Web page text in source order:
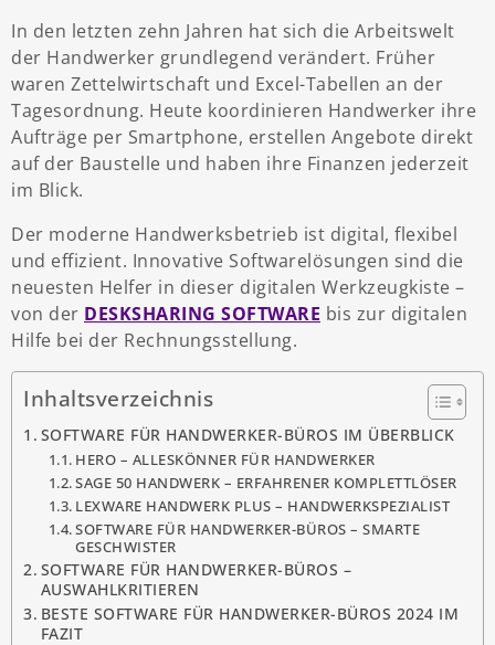
In den letzten zehn Jahren hat sich die Arbeitswelt
der Handwerker grundlegend verändert. Früher
waren Zettelwirtschaft und Excel-Tabellen an der
Tagesordnung. Heute koordinieren Handwerker ihre
Aufträge per Smartphone, erstellen Angebote direkt
auf der Baustelle und haben ihre Finanzen jederzeit
im Blick.
Der moderne Handwerksbetrieb ist digital, flexibel
und effizient. Innovative Softwarelösungen sind die
neuesten Helfer in dieser digitalen Werkzeugkiste –
von der DESKSHARING SOFTWARE bis zur digitalen
Hilfe bei der Rechnungsstellung.
Inhaltsverzeichnis
SOFTWARE FÜR HANDWERKER-BÜROS IM ÜBERBLICK
HERO – ALLESKÖNNER FÜR HANDWERKER
SAGE 50 HANDWERK – ERFAHRENER KOMPLETTLÖSER
LEXWARE HANDWERK PLUS – HANDWERKSPEZIALIST
SOFTWARE FÜR HANDWERKER-BÜROS – SMARTE
GESCHWISTER
SOFTWARE FÜR HANDWERKER-BÜROS –
AUSWAHLKRITIEREN
BESTE SOFTWARE FÜR HANDWERKER-BÜROS 2024 IM
FAZIT